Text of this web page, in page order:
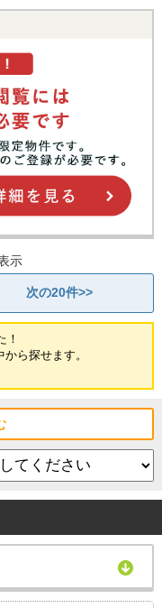
示
次の20件>>
！
から探せます。